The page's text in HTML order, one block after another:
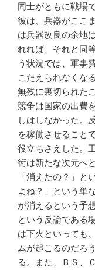
同士がともに戦場
彼は、兵器がここ
は兵器改良の余地
れれば、それと同
う状況では、軍事
こたえられなくな
無残に裏切られた
競争は国家の出費
しはしなかった。
を稼働させること
役立ちさえした。
術は新たな次元へ
「消えたの？」と
よね？」という単
が消えるという予
という反論である
は下火といっても
ムが起こるのだろ
る。また、ＢＳ、